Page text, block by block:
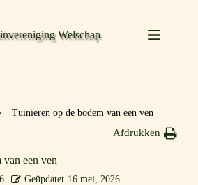
Welschap
Tuinieren op de bodem van een ven
Afdrukken
van een ven
Geüpdatet 16 mei, 2026